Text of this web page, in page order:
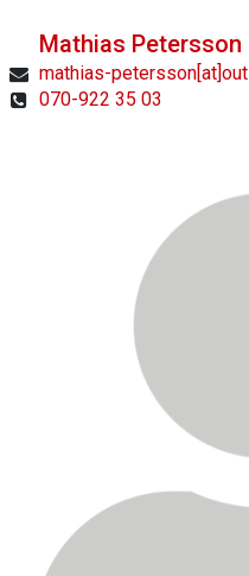
Mathias Petersson
mathias-
070-922 35 03